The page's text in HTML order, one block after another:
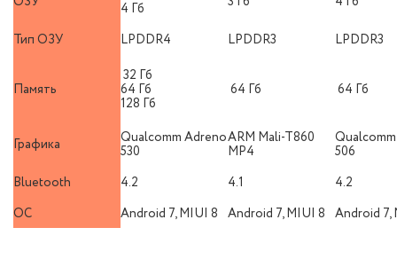
4 Гб
Тип ОЗУ LPDDR4 LPDDR3 LPDDR3
Память
32 Гб
64 Гб
128 Гб
64 Гб 64 Гб
Графика
Qualcomm Adreno
530
ARM Mali-T860
MP4
506
Bluetooth
4.2 4.1
4.2
ОС
Android 7, MIUI 8 Android 7, MIUI 8 Android 7,